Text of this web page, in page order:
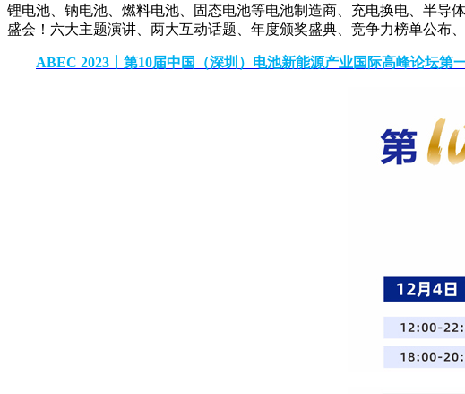
锂电池、钠电池、燃料电池、固态电池等电池制造商、充电换电、半导
盛会！六大主题演讲、两大互动话题、年度颁奖盛典、竞争力榜单公布
ABEC 2023丨第10届中国（深圳）电池新能源产业国际高峰论坛第